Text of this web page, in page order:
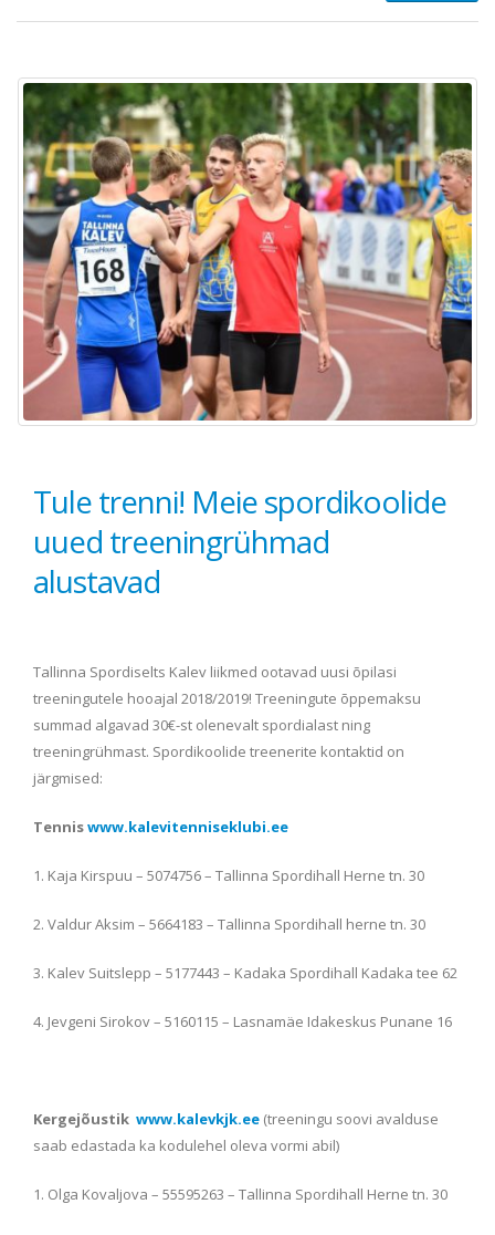
Tule trenni! Meie spordikoolide
uued treeningrühmad
alustavad
Tallinna Spordiselts Kalev liikmed ootavad uusi õpilasi
treeningutele hooajal 2018/2019! Treeningute õppemaksu
summad algavad 30€-st olenevalt spordialast ning
treeningrühmast. Spordikoolide treenerite kontaktid on
järgmised:
Tenniswww.kalevitenniseklubi.ee
1. Kaja Kirspuu – 5074756 – Tallinna Spordihall Herne tn. 30
2. Valdur Aksim – 5664183 – Tallinna Spordihall herne tn. 30
3. Kalev Suitslepp – 5177443 – Kadaka Spordihall Kadaka tee 62
4. Jevgeni Sirokov – 5160115 – Lasnamäe Idakeskus Punane 16
Kergejõustik www.kalevkjk.ee (treeningu soovi avalduse
saab edastada ka kodulehel oleva vormi abil)
1. Olga Kovaljova – 55595263 – Tallinna Spordihall Herne tn. 30